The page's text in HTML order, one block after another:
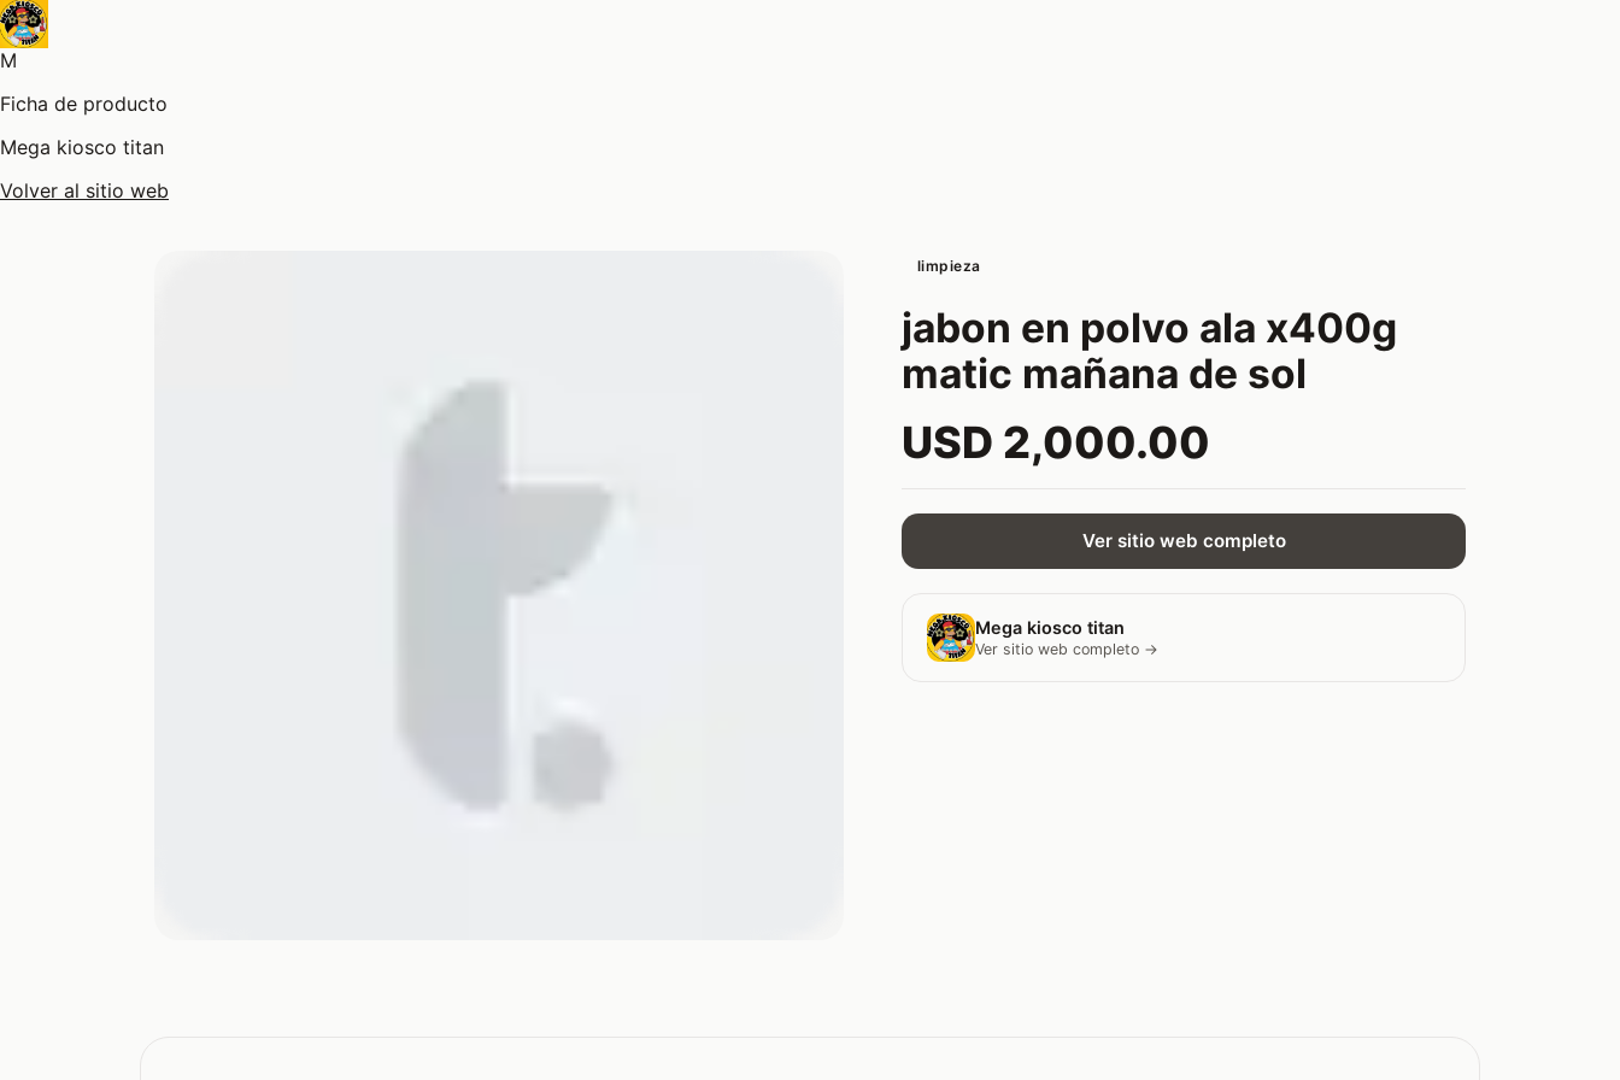
M
Ficha de producto
Mega kiosco titan
Volver al sitio web
limpieza
jabon en polvo ala x400g
matic mañana de sol
USD 2,000.00
Ver sitio web completo
Mega kiosco titan
Ver sitio web completo →